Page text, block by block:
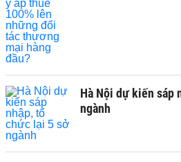
Hà Nội dự kiến sáp
ngành